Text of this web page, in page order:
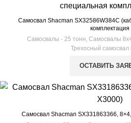
Самосвал Shacman SX32586W384C
комплектация
Самосвалы - 25 тонн, Самосвалы
Трехосный самосвал
ОСТАВИТЬ
Самосвал Shacman SX331863366,